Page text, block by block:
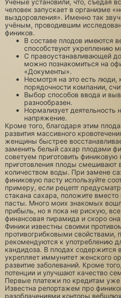
человек запускает в организме
выздоровления». Именно так
учёным, проводившим
фиников.
В составе плодов имеются
способствуют укреплению
С правоустанавливающей
можно познакомиться на
«Документы».
Несмотря на это есть люди,
порядочности компании,
Выбор способов ввода и
разнообразен.
Нормализует деятельность
напряжение.
Кроме того, благодаря этим
развития массивного
женщины быстрее
заменить белый сахар плодами
советуем приготовить финиковую
приготовления плоды смешивают
количеством воды. При замене
финиковую пасту используйте
примеру, если рецепт
стакана сахара, положите вместо
пасты. Много моих знакомых
прибыль, но я пока не рискую,
финансовая пирамида и скоро она
Финики известны своими
противогрибковыми свойствами,
рекомендуются к употреблению
кандидоза. В плодах содержится
укрепляет иммунитет женского
развитие заболеваний. Кроме
потенции и улучшают качество
Первые платежи по кредитам
Известна репортажем про
разоблачениями конторы